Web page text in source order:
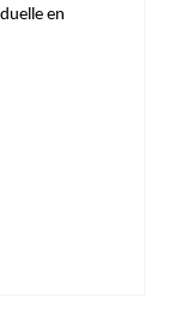
en